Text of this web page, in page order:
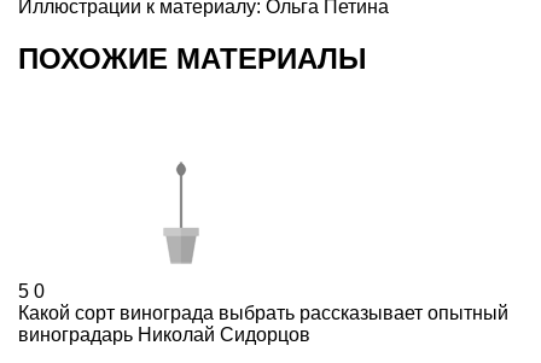
Иллюстрации к материалу: Ольга Петина
ПОХОЖИЕ МАТЕРИАЛЫ
5 0
Какой сорт винограда выбрать рассказывает опытный
виноградарь Николай Сидорцов